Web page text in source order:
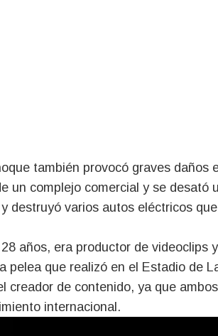
también provocó graves daños
un complejo comercial y se desató
destruyó varios autos eléctricos
años, era productor de videoclips
pelea que realizó en el Estadio de
creador de contenido, ya que
internacional.